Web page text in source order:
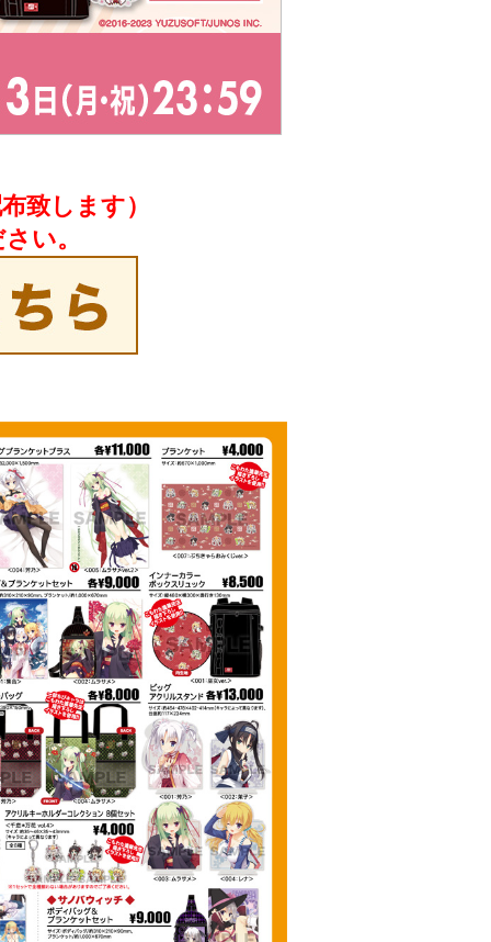
致します）
い。